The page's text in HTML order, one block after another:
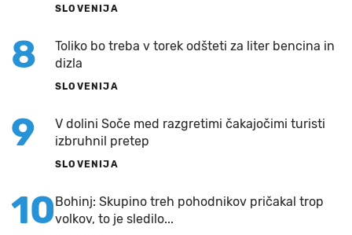
SLOVENIJA
8
Toliko bo treba v torek odšteti za liter bencina in
dizla
SLOVENIJA
9
V dolini Soče med razgretimi čakajočimi turisti
izbruhnil pretep
SLOVENIJA
10Bohinj: Skupino treh pohodnikov pričakal trop
volkov, to je sledilo...